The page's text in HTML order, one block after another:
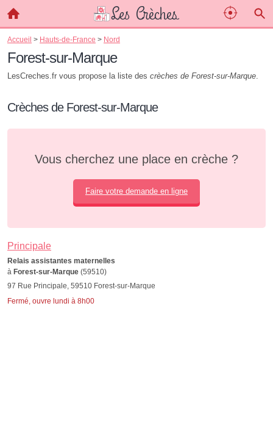
Accueil > Hauts-de-France > Nord
Forest-sur-Marque
LesCreches.fr vous propose la liste des crèches de Forest-sur-Marque.
Crèches de Forest-sur-Marque
Vous cherchez une place en crèche ?
Faire votre demande en ligne
Principale
Relais assistantes maternelles
à Forest-sur-Marque (59510)
97 Rue Principale, 59510 Forest-sur-Marque
Fermé, ouvre lundi à 8h00